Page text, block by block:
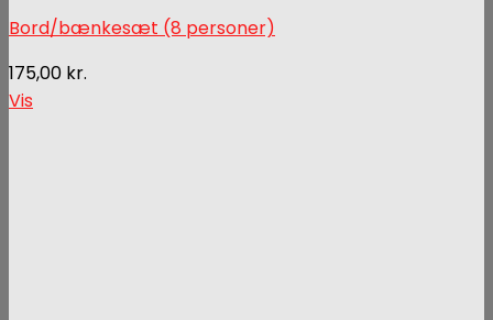
Bord/bænkesæt (8 personer)
175,00 kr.
Vis